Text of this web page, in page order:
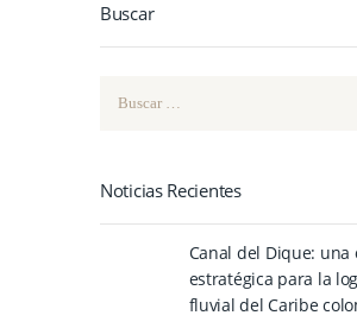
Buscar
Noticias Recientes
Canal del Dique: una
estratégica para la
fluvial del Caribe